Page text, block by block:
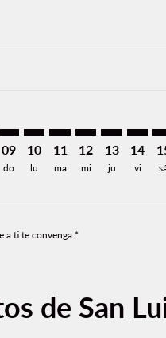
09
do
10
lu
11
ma
12
mi
13
ju
14
vi
a ti te convenga.*
de San